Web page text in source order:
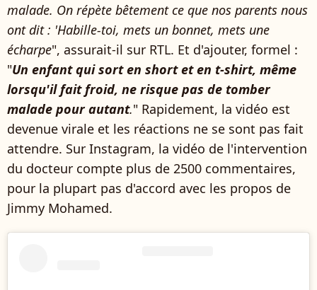
malade. On répète bêtement ce que nos parents nous
ont dit : 'Habille-toi, mets un bonnet, mets une
écharpe", assurait-il sur RTL. Et d'ajouter, formel :
"Un enfant qui sort en short et en t-shirt, même
lorsqu'il fait froid, ne risque pas de tomber
malade pour autant." Rapidement, la vidéo est
devenue virale et les réactions ne se sont pas fait
attendre. Sur Instagram, la vidéo de l'intervention
du docteur compte plus de 2500 commentaires,
pour la plupart pas d'accord avec les propos de
Jimmy Mohamed.